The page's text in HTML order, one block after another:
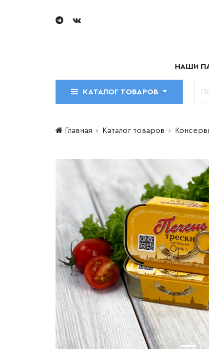
НАШИ
КАТАЛОГ ТОВАРОВ
Главная Каталог товаров